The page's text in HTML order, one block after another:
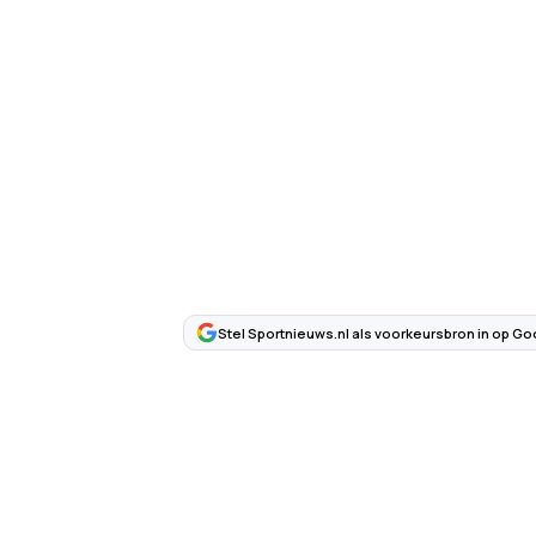
Stel Sportnieuws.nl als voorkeursbron in op